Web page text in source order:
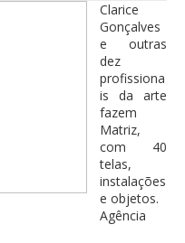
Clarice
Gonçalves
e outras
dez
profissiona
is da arte
fazem
Matriz,
com 40
telas,
instalações
e objetos.
Agência